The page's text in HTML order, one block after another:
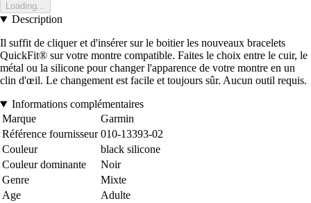
Loading...
Description
Il suffit de cliquer et d'insérer sur le boitier les nouveaux bracelets
QuickFit® sur votre montre compatible. Faites le choix entre le cuir, le
métal ou la silicone pour changer l'apparence de votre montre en un
clin d'œil. Le changement est facile et toujours sûr. Aucun outil requis.
Informations complémentaires
Marque
Garmin
Référence fournisseur 010-13393-02
Couleur
black silicone
Couleur dominante
Noir
Genre
Mixte
Age
Adulte